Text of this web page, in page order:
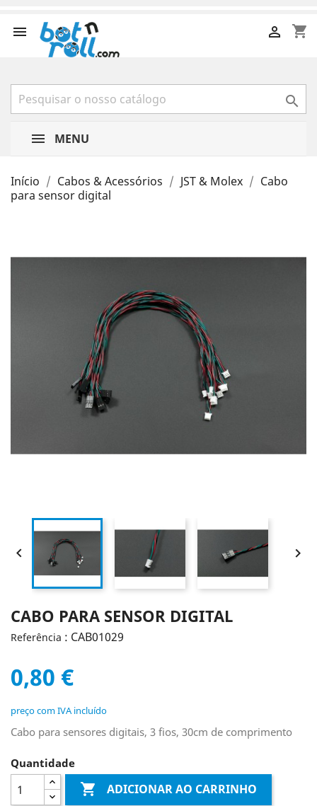
 shopping_cart


MENU
Início Cabos & Acessórios JST & Molex
Cabo
para sensor digital
 
CABO PARA SENSOR DIGITAL
Referência : CAB01029
0,80 €
preço com IVA incluído
Cabo para sensores digitais, 3 fios, 30cm de comprimento
Quantidade
 ADICIONAR AO CARRINHO